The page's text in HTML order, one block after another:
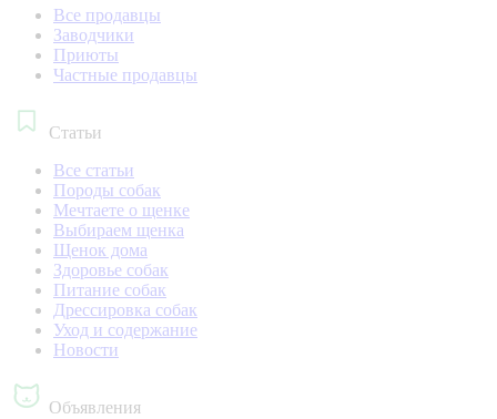
Все продавцы
Заводчики
Приюты
Частные продавцы
Статьи
Все статьи
Породы собак
Мечтаете о щенке
Выбираем щенка
Щенок дома
Здоровье собак
Питание собак
Дрессировка собак
Уход и содержание
Новости
Объявления